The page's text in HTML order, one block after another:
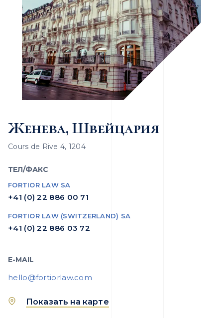
Женева, Швейцария
Cours de Rive 4, 1204
ТЕЛ/ФАКС
FORTIOR LAW SA
+41 (0) 22 886 00 71
FORTIOR LAW (SWITZERLAND) SA
+41 (0) 22 886 03 72
Показать на карте
E-MAIL
hello@fortiorlaw.com